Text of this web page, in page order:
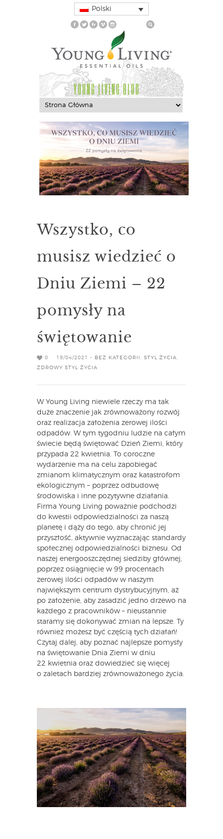
Polski
YOUNG LIVING BLOG
Wszystko, co
musisz wiedzieć o
Dniu Ziemi – 22
pomysły na
świętowanie
0 19/04/2021 - BEZ KATEGORII STYL ŻYCIA
ZDROWY STYL ŻYCIA
W Young Living niewiele rzeczy ma tak
duże znaczenie jak zrównoważony rozwój
oraz realizacja założenia zerowej ilości
odpadów. W tym tygodniu ludzie na całym
świecie będą świętować Dzień Ziemi, który
przypada 22 kwietnia. To coroczne
wydarzenie ma na celu zapobiegać
zmianom klimatycznym oraz katastrofom
ekologicznym – poprzez odbudowę
środowiska i inne pozytywne działania.
Firma Young Living poważnie podchodzi
do kwestii odpowiedzialności za naszą
planetę i dąży do tego, aby chronić jej
przyszłość, aktywnie wyznaczając standardy
społecznej odpowiedzialności biznesu. Od
naszej energooszczędnej siedziby głównej,
poprzez osiągnięcie w 99 procentach
zerowej ilości odpadów w naszym
największym centrum dystrybucyjnym, aż
po założenie, aby zasadzić jedno drzewo na
każdego z pracowników – nieustannie
staramy się dokonywać zmian na lepsze. Ty
również możesz być częścią tych działań!
Czytaj dalej, aby poznać najlepsze pomysły
na świętowanie Dnia Ziemi w dniu
22 kwietnia oraz dowiedzieć się więcej
o zaletach bardziej zrównoważonego życia.